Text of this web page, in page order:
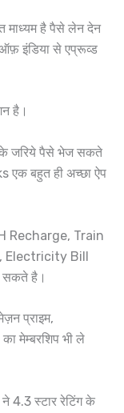
माध्यम है पैसे लेन देन
इंडिया से एप्रूव्ड
है।
जरिये पैसे भेज सकते
बहुत ही अच्छा ऐप
Recharge, Train
Electricity Bill
सकते है।
प्राइम,
का मेम्बरशिप भी ले
ने 4.3 स्टार रेटिंग के